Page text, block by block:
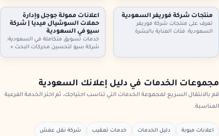
بالتنقيط، شلالات ونوافير وصيانة
شهرية. اطلب معاينة وخطة تصميم
تناسب مساحتك
للأدوار وتخزين مؤقت عند الحاجة. دليل
إعلانك السعودية يساعدك تختار
الخدمة المناسبة وتعرف خطوات النقل
والتسعير
منتجات شركة فوريفر السعودية
تعرف على منتجات شركة فوريفر
السعودية: فئات العناية بالبشرة
إعلانك السعودية.
اعلانات ممولة جوجل وإدارة
حملات السوشيال ميديا | شركة
سيو في السعودية
خدمات تسويق متكاملة في السعودية:
شركة سيو لتحسين محركات البحث +
مستمر لرفع العملاء والمبيعات مع
دليل إعلانك السعودية
مجموعات الخدمات في دليل إعلانك السعودية
قم بالانتقال السريع لمجموعة الخدمات التي تناسب احتياجك، ثم اختر الخدمة الفرعية
المناسبة.
اعلانات مبوبة دليل الخدمات خدمات تعقيب شركة نقل عفش